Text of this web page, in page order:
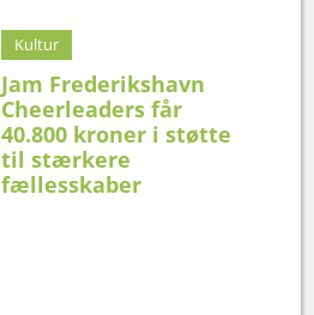
Kultur
Jam Frederikshavn
Cheerleaders får
40.800 kroner i støtte
til stærkere
fællesskaber